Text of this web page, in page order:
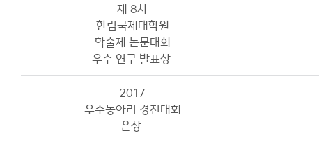
제 8차
한림국제대학원
학술제 논문대회
우수 연구 발표상
2017
우수동아리 경진대회
은상